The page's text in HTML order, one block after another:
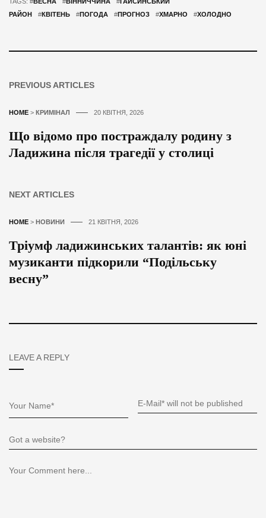
РАЙОН
#КВІТЕНЬ #ПОГОДА #ПРОГНОЗ #ХМАРНО #ХОЛОДНО
PREVIOUS ARTICLES
HOME > КРИМІНАЛ 20 КВІТНЯ, 2026
Що відомо про постраждалу родину з
Ладижина після трагедії у столиці
NEXT ARTICLES
HOME > НОВИНИ 21 КВІТНЯ, 2026
Тріумф ладижинських талантів: як юні
музиканти підкорили “Подільську
весну”
LEAVE A REPLY